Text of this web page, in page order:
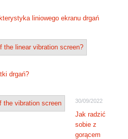
liniowego ekranu drgań
drgań?
30/09/2022
Jak radzić
sobie z
gorącem